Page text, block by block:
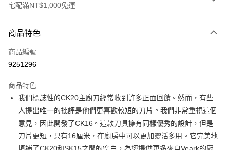
宅配滿NT$1,000免運
信用卡一次付款
信用卡分期付款
合作金庫商業銀行
華南商業銀行
彰化商業銀行
上海商業儲蓄銀行
台北富邦商業銀行
國泰世華商業銀行
兆豐國際商業銀行
臺灣中小企業銀行
台中商業銀行
匯豐（台灣）商業銀行
華泰商業銀行
6 期 0 利率 每期
華南商業銀行
彰化商業銀行
上海商業儲蓄銀行
台北富邦商業銀行
國泰世華商業銀行
兆豐國際商業銀行
臺灣中小企業銀行
台中商業銀行
LINE Pay
Apple Pay
ATM付款
商品特色
商品編號
9251296
商品特色
我們標誌性的CK20主廚刀經常收到許多正面回饋。然而，有些
人提出唯一的批評是他們更喜歡較短的刀片。我們非常重視這個
意見，因此開發了CK16。這款刀具擁有同樣優秀的設計，但是
刀片更短，只有16厘米，在廚房中可以更加靈活多用。它完美地